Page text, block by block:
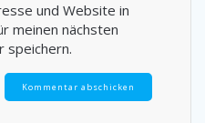
und Website in
meinen nächsten
speichern.